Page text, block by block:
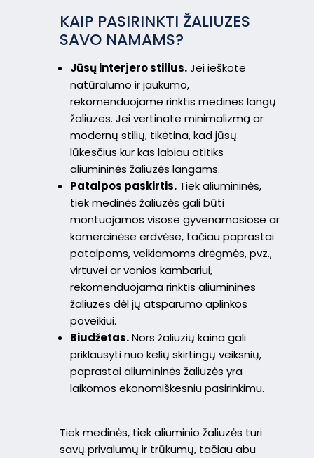
KAIP PASIRINKTI ŽALIUZES
SAVO NAMAMS?
Jūsų interjero stilius.Jei ieškote
natūralumo ir jaukumo,
rekomenduojame rinktis medines langų
žaliuzes. Jei vertinate minimalizmą ar
modernų stilių, tikėtina, kad jūsų
lūkesčius kur kas labiau atitiks
aliumininės žaliuzės langams.
Patalpos paskirtis. Tiek aliumininės,
tiek medinės žaliuzės gali būti
montuojamos visose gyvenamosiose ar
komercinėse erdvėse, tačiau paprastai
patalpoms, veikiamoms drėgmės, pvz.,
virtuvei ar vonios kambariui,
rekomenduojama rinktis aliuminines
žaliuzes dėl jų atsparumo aplinkos
poveikiui.
Biudžetas.Nors žaliuzių kaina gali
priklausyti nuo kelių skirtingų veiksnių,
paprastai aliumininės žaliuzės yra
laikomos ekonomiškesniu pasirinkimu.
Tiek medinės, tiek aliuminio žaliuzės turi
savų privalumų ir trūkumų, tačiau abu